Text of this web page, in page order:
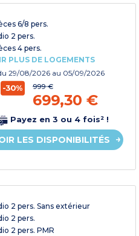
6/8 pers.
2 pers.
4 pers.
PLUS DE LOGEMENTS
29/08/2026 au 05/09/2026
-30% 999 €
699,30 €
Payez en 3 ou 4 fois² !
LES DISPONIBILITÉS
2 pers. Sans extérieur
2 pers.
2 pers. PMR